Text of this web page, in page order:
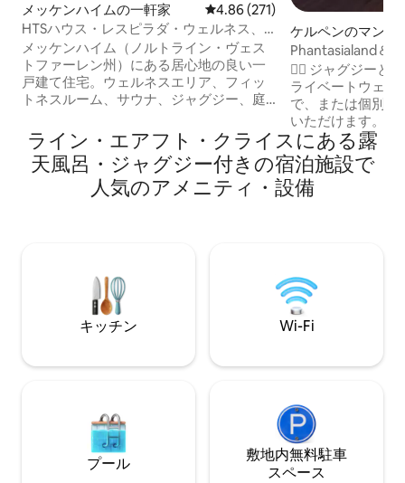
メッケンハイムの一軒家 レビュー271件、5つ星中4.86つ
4.86 (271)
HTSハウス・レスピラダ・ウェルネス、
ジャグジー、ジム、サウナ
メッケンハイム（ノルトライン・ヴェス
トファーレン州）にある居心地の良い一
戸建て住宅。ウェルネスエリア、フィッ
トネスルーム、サウナ、ジャグジー、庭
ことができます。広さ約200平方メート
ル、うち30平方メートルはウェルネスエ
リア、4平方メートルのシャワー設備（
屋根天井付きの4平方メートルのシャワー
付きのウェルネスエリアがあります。ジ
つろぎの時間を過ごしたいと思わせま
す。私たちのハウス・トロピカもご覧く
ケルペンのマンシ
ート
Phantasialand＆
＆サウナ
🧖‍♂️ ジャグジーと
ライベートウェル
で、または個別の
いただけます。ご
ていません。 🏡ケルペン・ブリュッゲン
にある特別なホリデ
大4名様までのフ
（240cm）と、
く。ウェルネス、
適。
ライン・エアフト・クライスにある露
天風呂・ジャグジー付きの宿泊施設で
人気のアメニティ・設備
キッチン Wi-Fi
プール
敷地内無料駐⁠車
ス⁠ペ⁠ー⁠ス